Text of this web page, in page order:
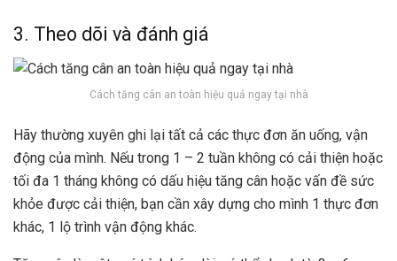
3. Theo dõi và đánh giá
Cách tăng cân an toàn hiệu quả ngay tại nhà
Hãy thường xuyên ghi lại tất cả các thực đơn ăn uống, vận
động của mình. Nếu trong 1 – 2 tuần không có cải thiện hoặc
tối đa 1 tháng không có dấu hiệu tăng cân hoặc vấn đề sức
khỏe được cải thiện, bạn cần xây dựng cho mình 1 thực đơn
khác, 1 lộ trình vận động khác.